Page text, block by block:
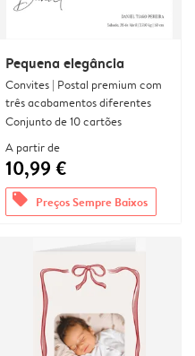
Pequena elegância
Convites | Postal premium com
três acabamentos diferentes
Conjunto de 10 cartões
A partir de
10,99 €
offers Preços Sempre Baixos